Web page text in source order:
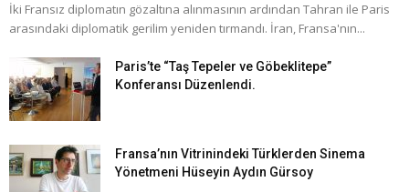
İki Fransız diplomatın gözaltına alınmasının ardından Tahran ile Paris
arasındaki diplomatik gerilim yeniden tırmandı. İran, Fransa'nın...
Paris’te “Taş Tepeler ve Göbeklitepe”
Konferansı Düzenlendi.
Fransa’nın Vitrinindeki Türklerden Sinema
Yönetmeni Hüseyin Aydın Gürsoy